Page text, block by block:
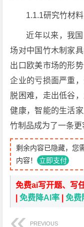
1.1.1研究竹材
近年以来，我
场对中国竹木制家
出口欧美市场的形
企业的亏损面严重
脱困难，走出低谷
健康，智能的生活
竹制品成为了一条更
剩余内容已隐藏，您
内容！ 立即支付
免费ai写开题、写
|免费降AI率 |免费
PREVIOUS